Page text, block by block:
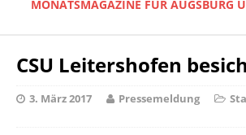
MONATSMAGAZINE FÜR AUGSBURG
CSU Leitershofen
3. März 2017 Pressemeldung